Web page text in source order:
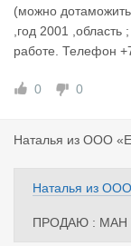
(можно
,год 2001
работе. Телефон
0 0
Наталья из ООО
Наталья из ООО
ПРОДАЮ : МАН